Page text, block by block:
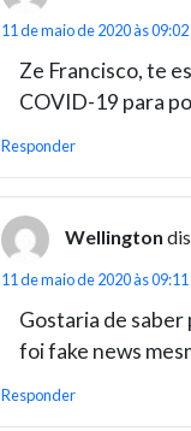
11 de maio de 2020 às 09:02
Ze Francisco, te
COVID-19 para
Responder
Wellington
11 de maio de 2020 às 09:11
Gostaria de saber
foi fake news
Responder